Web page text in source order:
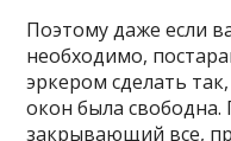
Поэтому даже если
необходимо,
эркером сделать
окон была
закрывающий все,